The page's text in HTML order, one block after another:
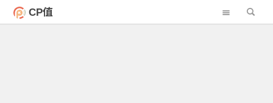
CP值